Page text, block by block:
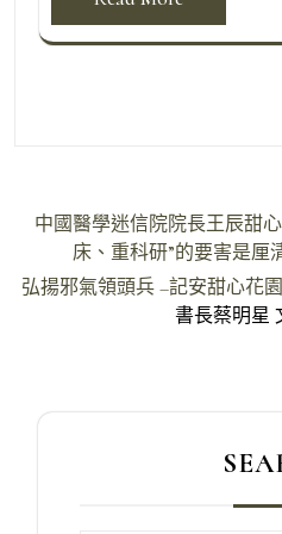
文
導
中國醫學迷信院院長王辰甜
床、重科研”的要害是厘
弘揚邪氣領頭兵 –記安甜心花園
書長蔡明星